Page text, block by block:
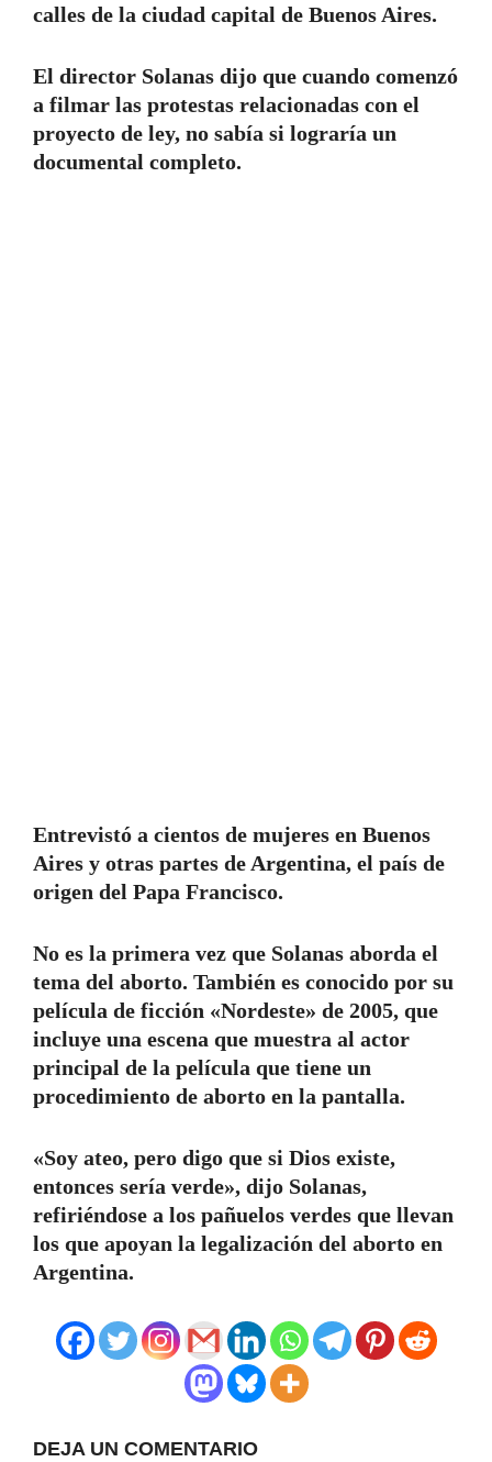
calles de la ciudad capital de Buenos Aires.
El director Solanas dijo que cuando comenzó
a filmar las protestas relacionadas con el
proyecto de ley, no sabía si lograría un
documental completo.
Entrevistó a cientos de mujeres en Buenos
Aires y otras partes de Argentina, el país de
origen del Papa Francisco.
No es la primera vez que Solanas aborda el
tema del aborto. También es conocido por su
película de ficción «Nordeste» de 2005, que
incluye una escena que muestra al actor
principal de la película que tiene un
procedimiento de aborto en la pantalla.
«Soy ateo, pero digo que si Dios existe,
entonces sería verde», dijo Solanas,
refiriéndose a los pañuelos verdes que llevan
los que apoyan la legalización del aborto en
Argentina.
DEJA UN COMENTARIO